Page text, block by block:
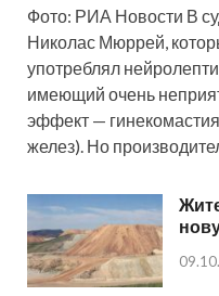
Фото: РИА Новости В
Николас Мюррей,
употреблял
имеющий очень
эффект —
желез). Но